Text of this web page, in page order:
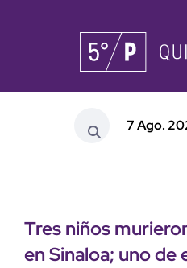
7 Ago.
Tres niños
en Sinaloa; uno de